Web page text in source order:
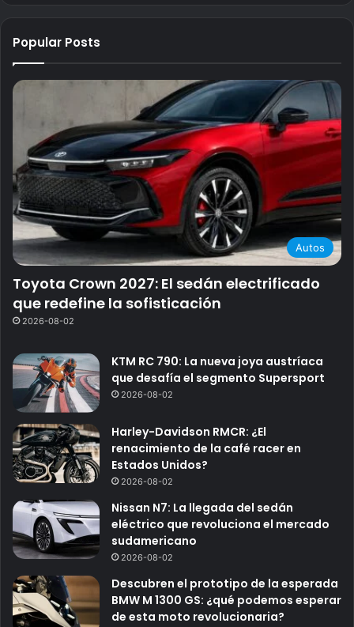
Popular Posts
Autos
Toyota Crown 2027: El sedán electrificado
que redefine la sofisticación
2026-08-02
KTM RC 790: La nueva joya austríaca
que desafía el segmento Supersport
2026-08-02
Harley-Davidson RMCR: ¿El
renacimiento de la café racer en
Estados Unidos?
2026-08-02
Nissan N7: La llegada del sedán
eléctrico que revoluciona el mercado
sudamericano
2026-08-02
Descubren el prototipo de la esperada
BMW M 1300 GS: ¿qué podemos esperar
de esta moto revolucionaria?